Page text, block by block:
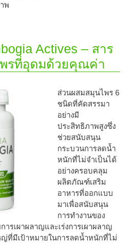
พ
Actives – สาร
รที่อุดมด้วยคุณค่า
ส่วนผสมสมุนไพร 6
ชนิดที่คัดสรรมา
อย่างมี
ประสิทธิภาพสูงซึ่ง
ช่วยสนับสนุน
กระบวนการลดน้ำ
หนักที่ไม่จำเป็นได้
อย่างครอบคลุม
ผลิตภัณฑ์เสริม
อาหารที่ออกแบบ
มาเพื่อสนับสนุน
การทำงานของ
รเผาผลาญและเร่งการเผาผลาญ
ที่มีเป้าหมายในการลดน้ำหนักที่ไม่